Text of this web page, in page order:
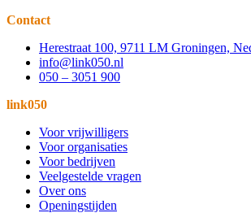
Contact
Herestraat 100, 9711 LM Groningen,
info@link050.nl
050 – 3051 900
link050
Voor vrijwilligers
Voor organisaties
Voor bedrijven
Veelgestelde vragen
Over ons
Openingstijden